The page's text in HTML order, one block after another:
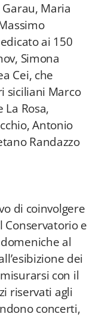
Maria
ai 150
Simona
Cei, che
siciliani Marco
Rosa,
Antonio
Randazzo
di coinvolgere
e
al
dei
con il
riservati agli
concerti,